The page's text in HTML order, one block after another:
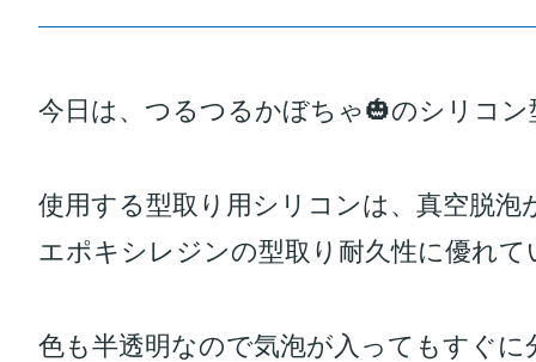
今日は、つるつるかぼちゃ🎃のシリコン
使用する型取り用シリコンは、真空脱泡
エポキシレジンの型取り耐久性に優れて
色も半透明なので気泡が入ってもすぐに